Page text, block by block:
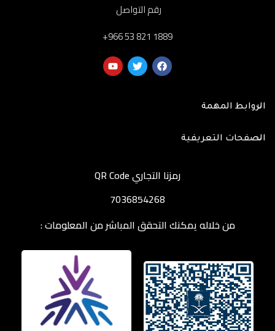
رقم التواصل
‎+966 53 821 1889
الروابط المهمة
الصفحات التعريفية
رمزنا التجاري QR Code
7036854268
من خلاله يمكنك التحقق المباشر من المعلومات :